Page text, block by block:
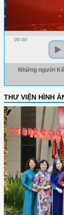
00:00
Những người
THƯ VIỆN HÌNH